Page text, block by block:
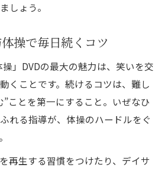
しょう。
体操で毎日続くコツ
操」DVDの最大の魅力は、笑いを交
くことです。続けるコツは、難し
”ことを第一にすること。いぜなひ
れる指導が、体操のハードルをぐ
再生する習慣をつけたり、デイサ